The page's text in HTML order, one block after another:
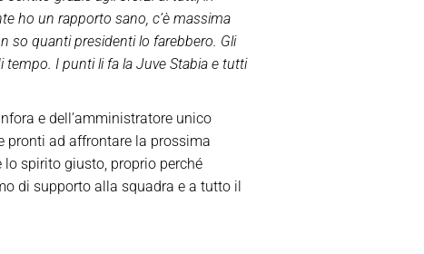
ho un rapporto sano, c’è massima
so quanti presidenti lo farebbero. Gli
I punti li fa la Juve Stabia e tutti
e dell’amministratore unico
pronti ad affrontare la prossima
spirito giusto, proprio perché
di supporto alla squadra e a tutto il